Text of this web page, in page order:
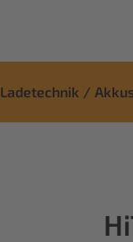
Ladetechnik /